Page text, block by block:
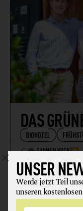
DAS
BIOHOTEL
5020 Salzburg
UNSER
Werde jetzt Teil
unseren